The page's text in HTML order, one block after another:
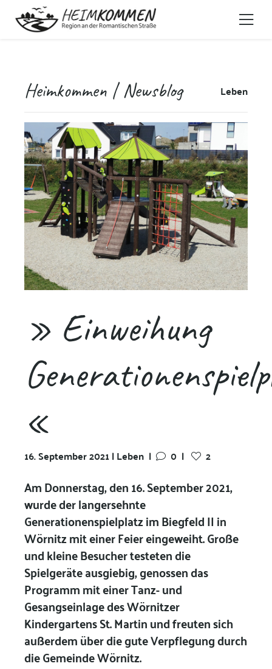
Heimkommen | Newsblog Leben
» Einweihung
«
16. September 2021 | Leben | 0 | 2
Am Donnerstag, den 16. September 2021,
wurde der langersehnte
Generationenspielplatz im Biegfeld II in
Wörnitz mit einer Feier eingeweiht. Große
und kleine Besucher testeten die
Spielgeräte ausgiebig, genossen das
Programm mit einer Tanz- und
Gesangseinlage des Wörnitzer
Kindergartens St. Martin und freuten sich
außerdem über die gute Verpflegung durch
die Gemeinde Wörnitz.